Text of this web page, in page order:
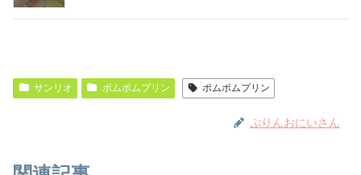
サンリオ ポムポムプリン ポムポムプリン
ぷりんおにいさん